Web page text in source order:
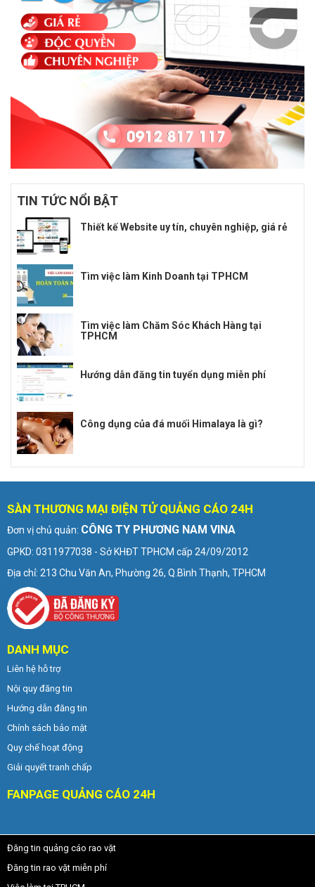
TIN TỨC NỔI BẬT
Thiết kế Website uy tín, chuyên nghiệp, giá rẻ
Tìm việc làm Kinh Doanh tại TPHCM
Tìm việc làm Chăm Sóc Khách Hàng tại
TPHCM
Hướng dẫn đăng tin tuyển dụng miễn phí
Công dụng của đá muối Himalaya là gì?
SÀN THƯƠNG MẠI ĐIỆN TỬ QUẢNG CÁO 24H
Đơn vị chủ quản: CÔNG TY PHƯƠNG NAM VINA
GPKD: 0311977038 - Sở KHĐT TPHCM cấp 24/09/2012
Địa chỉ: 213 Chu Văn An, Phường 26, Q.Bình Thạnh, TPHCM
DANH MỤC
Liên hệ hỗ trợ
Nội quy đăng tin
Hướng dẫn đăng tin
Chính sách bảo mật
Quy chế hoạt động
Giải quyết tranh chấp
FANPAGE QUẢNG CÁO 24H
Đăng tin quảng cáo rao vặt
Đăng tin rao vặt miễn phí